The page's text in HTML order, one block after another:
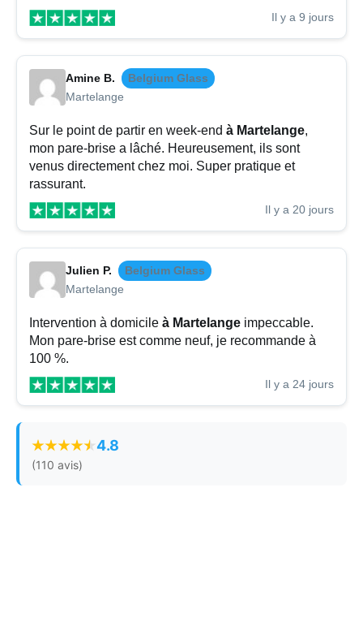
Il y a 9 jours
Amine B.
Belgium Glass
Martelange
Sur le point de partir en week-end à Martelange,
mon pare-brise a lâché. Heureusement, ils sont
venus directement chez moi. Super pratique et
rassurant.
Il y a 20 jours
Julien P.
Belgium Glass
Martelange
Intervention à domicile à Martelange impeccable.
Mon pare-brise est comme neuf, je recommande à
100 %.
Il y a 24 jours
4.8
(110 avis)